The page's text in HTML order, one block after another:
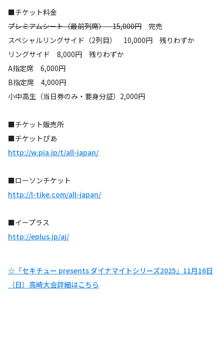
■チケット料金
プレミアムシート（最前列席） 15,000円 完売
スペシャルリングサイド（2列目） 10,000円 残りわずか
リングサイド 8,000円 残りわずか
A指定席 6,000円
B指定席 4,000円
小中高生（当日券のみ・要身分証）2,000円
■チケット販売所
■チケットぴあ
http://w.pia.jp/t/all-japan/
■ローソンチケット
http://l-tike.com/all-japan/
■イープラス
http://eplus.jp/aj/
☆「セキチュー presents ダイナマイトシリーズ2025」11月16日
（日）高崎大会詳細はこちら